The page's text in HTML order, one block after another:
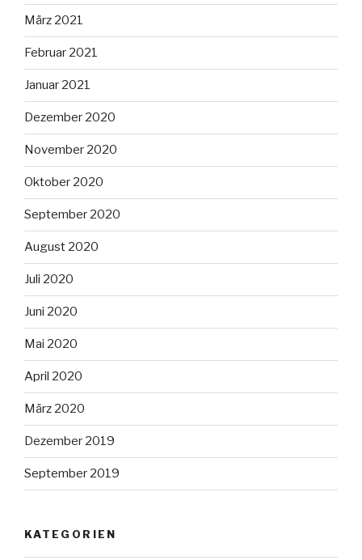
März 2021
Februar 2021
Januar 2021
Dezember 2020
November 2020
Oktober 2020
September 2020
August 2020
Juli 2020
Juni 2020
Mai 2020
April 2020
März 2020
Dezember 2019
September 2019
KATEGORIEN